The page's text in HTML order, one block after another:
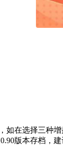
如在选择三种
版本存档，